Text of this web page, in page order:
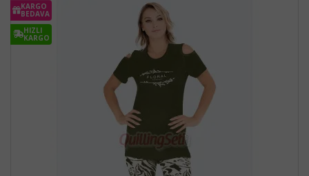
KARGO
BEDAVA
HIZLI
KARGO